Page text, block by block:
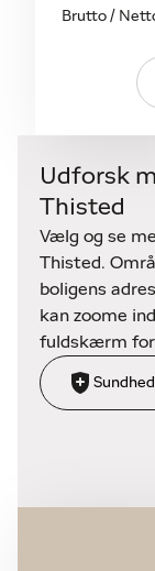
Haven er
skaber gode
også et stort
for at aftale
Brutto /
Udforsk
Thisted
Vælg og se
Thisted.
boligens
kan zoome
fuldskærm
Sundhed